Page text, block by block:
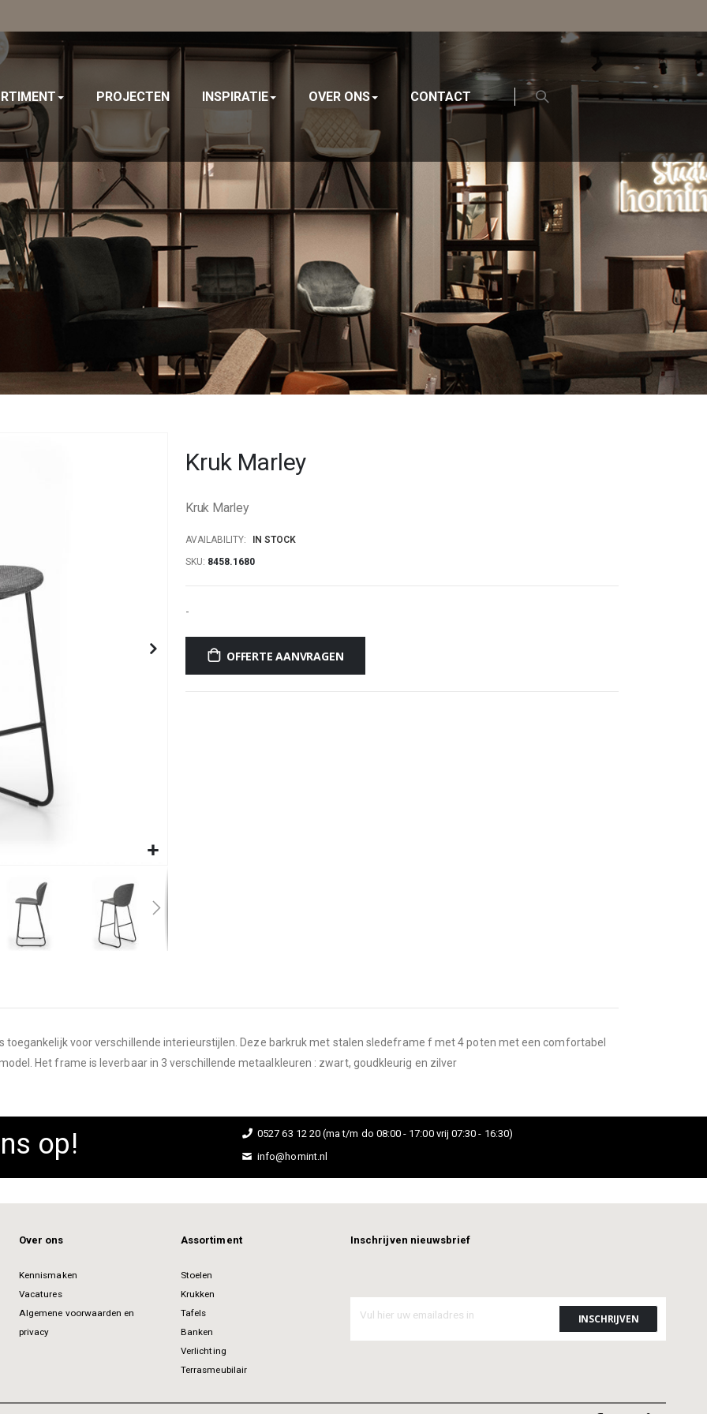
PROJECTEN INSPIRATIE OVER ONS CONTACT
Kruk Marley
Kruk Marley
AVAILABILITY:
IN STOCK
SKU 8458.1680
-
OFFERTE AANVRAGEN
toegankelijk voor verschillende interieurstijlen. Deze barkruk met stalen sledeframe f met 4 poten met een comfortabel
Het frame is leverbaar in 3 verschillende metaalkleuren : zwart, goudkleurig en zilver
op!
0527 63 12 20 (ma t/m do 08:00 - 17:00 vrij 07:30 - 16:30)
info@homint.nl
Over ons
Kennismaken
Vacatures
Algemene voorwaarden en
privacy
Assortiment
Stoelen
Krukken
Tafels
Banken
Verlichting
Terrasmeubilair
Inschrijven nieuwsbrief